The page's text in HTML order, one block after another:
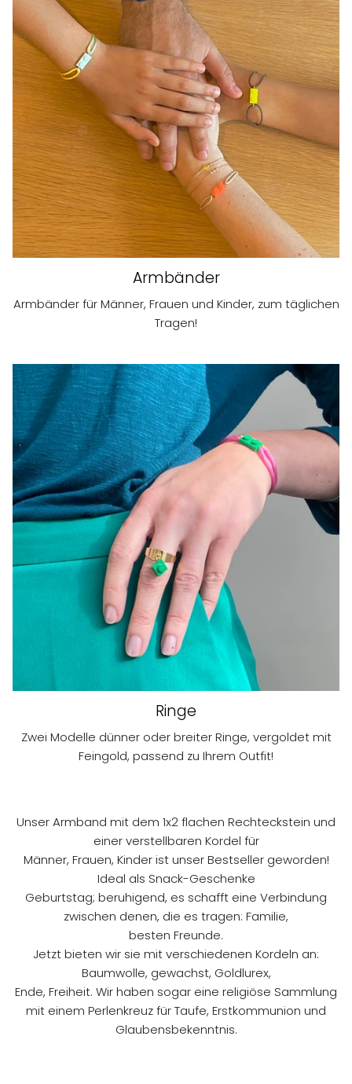
Armbänder
Armbänder für Männer, Frauen und Kinder, zum täglichen
Tragen!
Ringe
Zwei Modelle dünner oder breiter Ringe, vergoldet mit
Feingold, passend zu Ihrem Outfit!
Unser Armband mit dem 1x2 flachen Rechteckstein und
einer verstellbaren Kordel für
Männer, Frauen, Kinder ist unser Bestseller geworden!
Ideal als Snack-Geschenke
Geburtstag; beruhigend, es schafft eine Verbindung
zwischen denen, die es tragen: Familie,
besten Freunde.
Jetzt bieten wir sie mit verschiedenen Kordeln an:
Baumwolle, gewachst, Goldlurex,
Ende, Freiheit. Wir haben sogar eine religiöse Sammlung
mit einem Perlenkreuz für Taufe, Erstkommunion und
Glaubensbekenntnis.